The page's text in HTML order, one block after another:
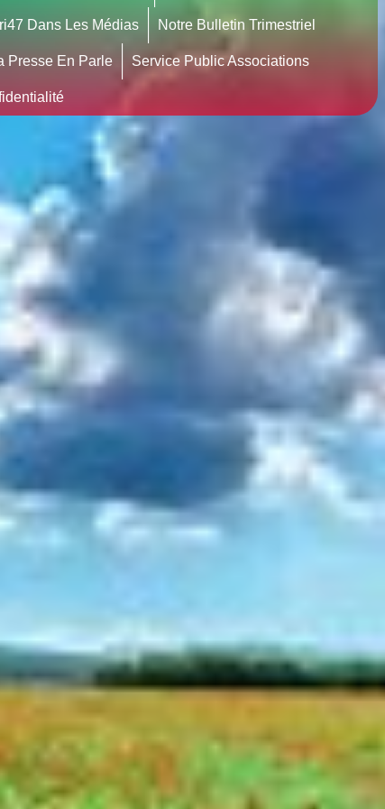
Dans Les Médias Notre Bulletin Trimestriel
Presse En Parle Service Public Associations